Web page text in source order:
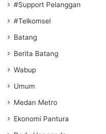
#Support Pelanggan
#Telkomsel
Batang
Berita Batang
Wabup
Umum
Medan Metro
Ekonomi Pantura